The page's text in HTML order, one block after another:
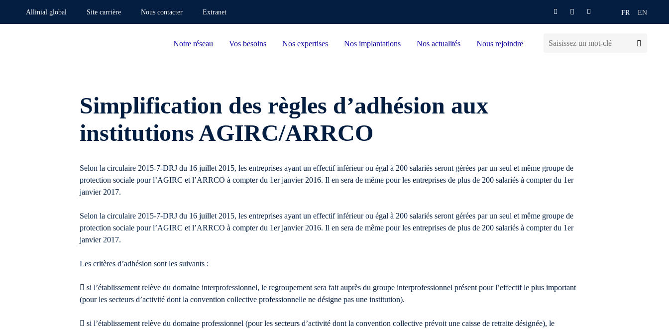
Allinial global Site carrière Nous contacter Extranet FR EN
Notre réseau Vos besoins Nos expertises Nos implantations Nos actualités Nous rejoindre
Simplification des règles d’adhésion aux
institutions AGIRC/ARRCO
Selon la circulaire 2015-7-DRJ du 16 juillet 2015, les entreprises ayant un effectif inférieur ou égal à 200 salariés seront gérées par un seul et même groupe de
protection sociale pour l’AGIRC et l’ARRCO à compter du 1er janvier 2016. Il en sera de même pour les entreprises de plus de 200 salariés à compter du 1er
janvier 2017.
Selon la circulaire 2015-7-DRJ du 16 juillet 2015, les entreprises ayant un effectif inférieur ou égal à 200 salariés seront gérées par un seul et même groupe de
protection sociale pour l’AGIRC et l’ARRCO à compter du 1er janvier 2016. Il en sera de même pour les entreprises de plus de 200 salariés à compter du 1er
janvier 2017.
Les critères d’adhésion sont les suivants :
 si l’établissement relève du domaine interprofessionnel, le regroupement sera fait auprès du groupe interprofessionnel présent pour l’effectif le plus important
(pour les secteurs d’activité dont la convention collective professionnelle ne désigne pas une institution).
 si l’établissement relève du domaine professionnel (pour les secteurs d’activité dont la convention collective prévoit une caisse de retraite désignée), le